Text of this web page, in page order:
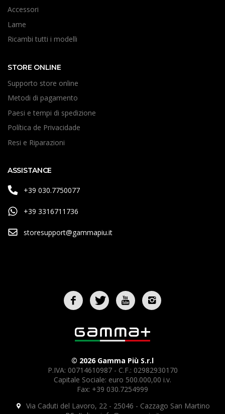
Accessori
Lame
Ricambi tutti i modelli
STORE ONLINE
Supporto store online
Metodi di pagamento
Paesi e tempi di spedizione
Política de Privacidade
Resi e Riparazioni
ASSISTANCE
+39 030.7750077
+39 3316711736
storesupport@gammapiu.it
© 2026 Gamma Più S.r.l
P.IVA: 00714610987 - C.F.: 02982930170
Capitale Sociale: euro 500.000,00 i.v.
Fax: +39 030.7254999
Via Caduti del Lavoro, 22 - 25046 - Cazzago San Martino